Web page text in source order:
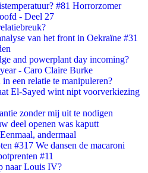
#81 Horrorzomer
- Deel 27
van het front in Oekraïne #31
and powerplant day incoming?
- Caro Claire Burke
een relatie te manipuleren?
El-Sayed wint nipt voorverkiezing
zonder mij uit te nodigen
deel openen was kaputt
andermaal
#317 We dansen de macaroni
#11
naar Louis IV?